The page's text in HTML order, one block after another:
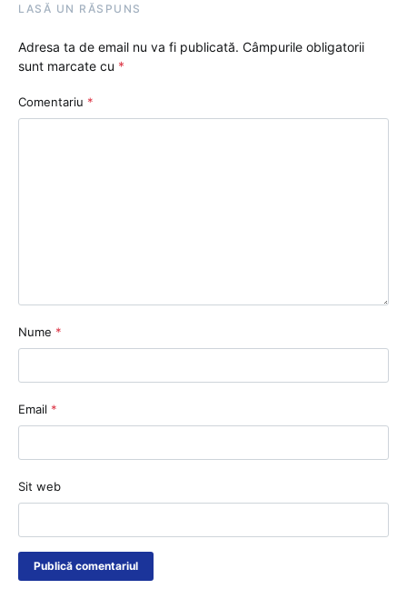
LASĂ UN RĂSPUNS
Adresa ta de email nu va fi publicată. Câmpurile obligatorii
sunt marcate cu *
Comentariu *
Nume *
Email *
Sit web